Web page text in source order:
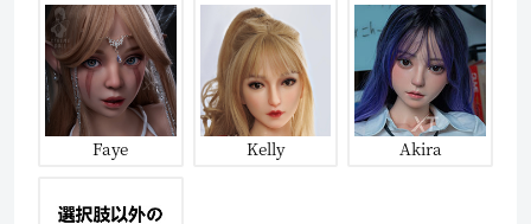
Faye Kelly Akira